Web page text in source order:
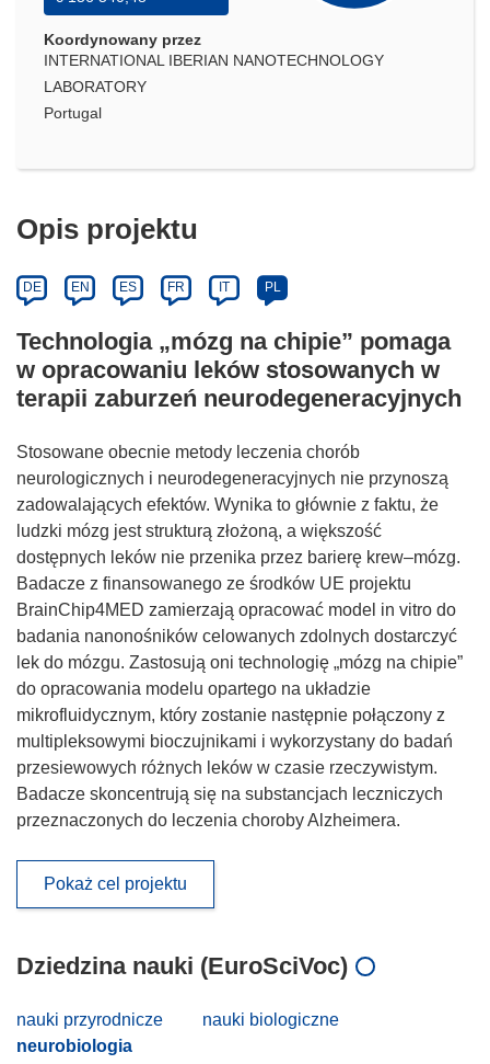
Koordynowany przez
INTERNATIONAL IBERIAN NANOTECHNOLOGY
LABORATORY
Portugal
Opis projektu
DE EN ES FR IT PL
Technologia „mózg na chipie” pomaga
w opracowaniu leków stosowanych w
terapii zaburzeń neurodegeneracyjnych
Stosowane obecnie metody leczenia chorób
neurologicznych i neurodegeneracyjnych nie przynoszą
zadowalających efektów. Wynika to głównie z faktu, że
ludzki mózg jest strukturą złożoną, a większość
dostępnych leków nie przenika przez barierę krew–mózg.
Badacze z finansowanego ze środków UE projektu
BrainChip4MED zamierzają opracować model in vitro do
badania nanonośników celowanych zdolnych dostarczyć
lek do mózgu. Zastosują oni technologię „mózg na chipie”
do opracowania modelu opartego na układzie
mikrofluidycznym, który zostanie następnie połączony z
multipleksowymi bioczujnikami i wykorzystany do badań
przesiewowych różnych leków w czasie rzeczywistym.
Badacze skoncentrują się na substancjach leczniczych
przeznaczonych do leczenia choroby Alzheimera.
Pokaż cel projektu
Dziedzina nauki (EuroSciVoc)
nauki przyrodnicze
nauki biologiczne
neurobiologia